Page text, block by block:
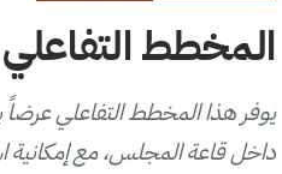
المخطط
داخل قاعة المجلس، مع